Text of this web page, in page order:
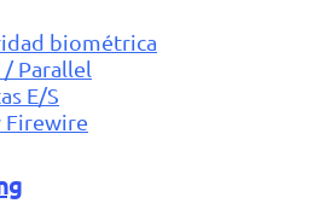
biométrica
/ Parallel
E/S
Firewire